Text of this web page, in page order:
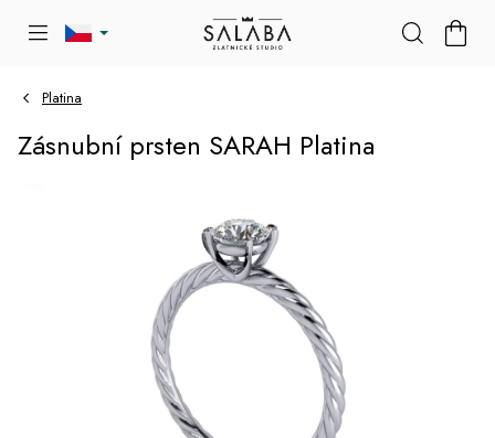
Platina
Zásnubní prsten SARAH Platina